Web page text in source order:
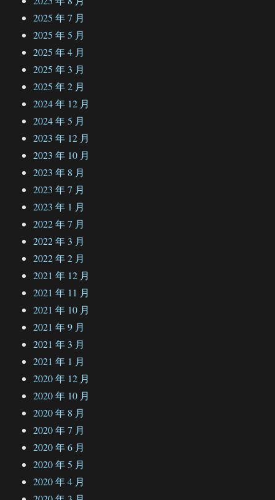
2025 年 7 月
2025 年 5 月
2025 年 4 月
2025 年 3 月
2025 年 2 月
2024 年 12 月
2024 年 5 月
2023 年 12 月
2023 年 10 月
2023 年 8 月
2023 年 7 月
2023 年 1 月
2022 年 7 月
2022 年 3 月
2022 年 2 月
2021 年 12 月
2021 年 11 月
2021 年 10 月
2021 年 9 月
2021 年 3 月
2021 年 1 月
2020 年 12 月
2020 年 10 月
2020 年 8 月
2020 年 7 月
2020 年 6 月
2020 年 5 月
2020 年 4 月